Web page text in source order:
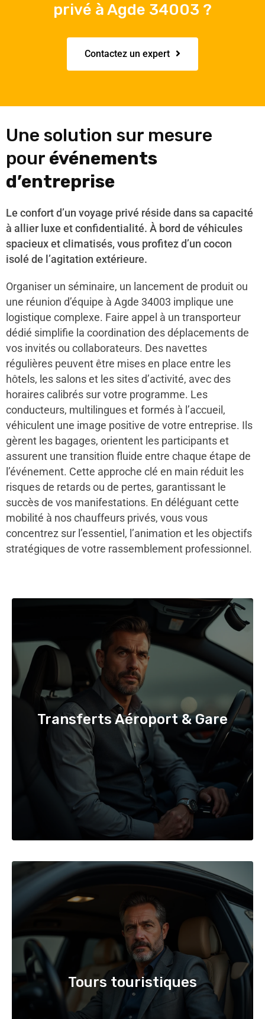
privé à Agde 34003 ?
Contactez un expert
Une solution sur mesure
pour événements
d’entreprise
Le confort d’un voyage privé réside dans sa capacité
à allier luxe et confidentialité. À bord de véhicules
spacieux et climatisés, vous profitez d’un cocon
isolé de l’agitation extérieure.
Organiser un séminaire, un lancement de produit ou
une réunion d’équipe à Agde 34003 implique une
logistique complexe. Faire appel à un transporteur
dédié simplifie la coordination des déplacements de
vos invités ou collaborateurs. Des navettes
régulières peuvent être mises en place entre les
hôtels, les salons et les sites d’activité, avec des
horaires calibrés sur votre programme. Les
conducteurs, multilingues et formés à l’accueil,
véhiculent une image positive de votre entreprise. Ils
gèrent les bagages, orientent les participants et
assurent une transition fluide entre chaque étape de
l’événement. Cette approche clé en main réduit les
risques de retards ou de pertes, garantissant le
succès de vos manifestations. En déléguant cette
mobilité à nos chauffeurs privés, vous vous
concentrez sur l’essentiel, l’animation et les objectifs
stratégiques de votre rassemblement professionnel.
Transferts Aéroport & Gare
Tours touristiques